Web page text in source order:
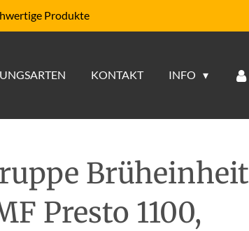
Produkte
KONTAKT INFO
Brüheinheit
Presto 1100,